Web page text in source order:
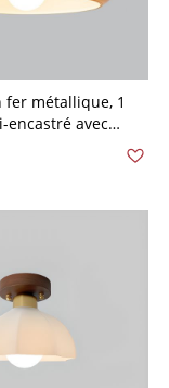
fer métallique, 1
encastré avec
fluorescent,